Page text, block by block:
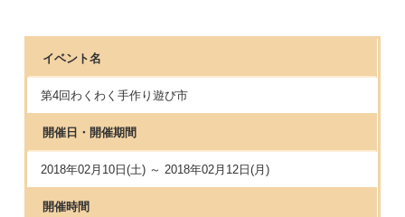
イベント名
第4回わくわく手作り遊び市
開催日・開催期間
2018年02月10日(土) ～ 2018年02月12日(月)
開催時間